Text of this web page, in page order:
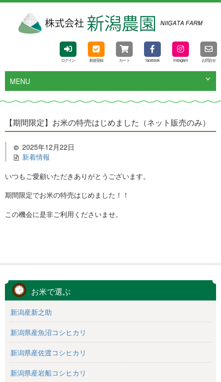
ログイン 新規登録 カート facebook Instagram お問合せ
MENU
【期間限定】お米の特売はじめました（ネット販売のみ）
2025年12月22日
新着情報
いつもご愛顧いただきありがとうございます。
期間限定でお米の特売はじめました！！
この機会に是非ご利用くださいませ。
お米で選ぶ
新潟産新之助
新潟県産魚沼コシヒカリ
新潟県産佐渡コシヒカリ
新潟県産岩船コシヒカリ